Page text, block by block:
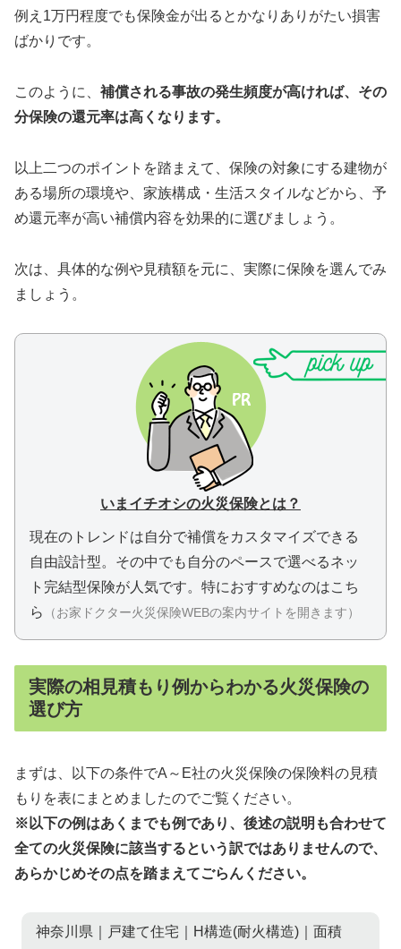
例え1万円程度でも保険金が出るとかなりありがたい損害
ばかりです。
このように、 補償される事故の発生頻度が高ければ、その
分保険の還元率は高くなります。
以上二つのポイントを踏まえて、保険の対象にする建物が
ある場所の環境や、家族構成・生活スタイルなどから、予
め還元率が高い補償内容を効果的に選びましょう。
次は、具体的な例や見積額を元に、実際に保険を選んでみ
ましょう。
いまイチオシの火災保険とは？
現在のトレンドは自分で補償をカスタマイズできる
自由設計型。 その中でも自分のペースで選べるネッ
ト完結型保険が人気です。 特におすすめなのはこち
ら
（お家ドクター火災保険WEBの案内サイトを開きます）
実際の相見積もり例からわかる火災保険の
選び方
まずは、以下の条件でA～E社の火災保険の保険料の見積
もりを表にまとめましたのでご覧ください。
※以下の例はあくまでも例であり、後述の説明も合わせて
全ての火災保険に該当するという訳ではありませんので、
あらかじめその点を踏まえてごらんください。
神奈川県｜戸建て住宅｜H構造(耐火構造)｜面積